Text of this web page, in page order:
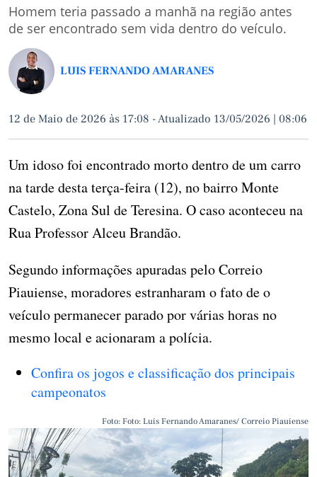
Homem teria passado a manhã na região antes
de ser encontrado sem vida dentro do veículo.
LUIS FERNANDO AMARANES
12 de Maio de 2026 às 17:08 -Atualizado 13/05/2026 | 08:06
Um idoso foi encontrado morto dentro de um carro
na tarde desta terça-feira (12), no bairro Monte
Castelo, Zona Sul de Teresina. O caso aconteceu na
Rua Professor Alceu Brandão.
Segundo informações apuradas pelo Correio
Piauiense, moradores estranharam o fato de o
veículo permanecer parado por várias horas no
mesmo local e acionaram a polícia.
Confira os jogos e classificação dos principais
campeonatos
Foto: Foto: Luis Fernando Amaranes/ Correio Piauiense